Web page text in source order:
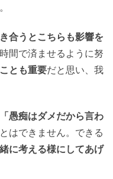
合うとこちらも影響を
間で済ませるように努
とも重要だと思い、我
「愚痴はダメだから言わ
はできません。できる
に考える様にしてあげ